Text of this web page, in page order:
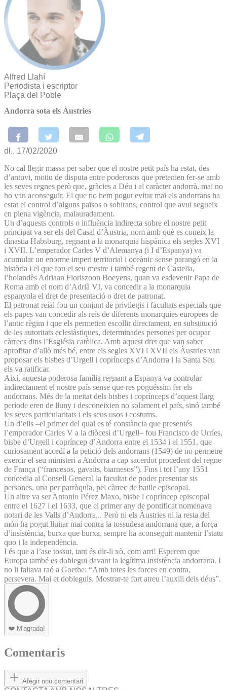
Alfred Llahí
Periodista i escriptor
Plaça del Poble
Andorra sota els Àustries
dl., 17/02/2020
No cal llegir massa per saber que el nostre petit país ha estat, des
d’antuvi, motiu de disputa entre poderosos que pretenien fer-se amb
les seves regnes però que, gràcies a Déu i al caràcter andorrà, mai no
ho van aconseguir. El que no hem pogut evitar mai els andorrans ha
estat el control d’alguns països o sobirans, control que avui segueix
en plena vigència, malauradament.
Un d’aquests controls o influència indirecta sobre el nostre petit
principat va ser els del Casal d’Àustria, nom amb què es coneix la
dinastia Habsburg, regnant a la monarquia hispànica els segles XVI
i XVII. L’emperador Carles V d’Alemanya (i I d’Espanya) va
acumular un enorme imperi territorial i oceànic sense parangó en la
història i el que fou el seu mestre i també regent de Castella,
l’holandès Adriaan Floriszoon Boeyens, quan va esdevenir Papa de
Roma amb el nom d’Adrià VI, va concedir a la monarquia
espanyola el dret de presentació o dret de patronat.
El patronat reial fou un conjunt de privilegis i facultats especials que
els papes van concedir als reis de diferents monarquies europees de
l’antic règim i que els permetien escollir directament, en substitució
de les autoritats eclesiàstiques, determinades persones per ocupar
càrrecs dins l’Església catòlica. Amb aquest dret que van saber
aprofitar d’allò més bé, entre els segles XVI i XVII els Àustries van
proposar els bisbes d’Urgell i coprínceps d’Andorra i la Santa Seu
els va ratificar.
Així, aquesta poderosa família regnant a Espanya va controlar
indirectament el nostre país sense que res poguéssim fer els
andorrans. Més de la meitat dels bisbes i coprínceps d’aquest llarg
període eren de lluny i desconeixien no solament el país, sinó també
les seves particularitats i els seus usos i costums.
Un d’ells –el primer del qual es té constància que presentés
l’emperador Carles V a la diòcesi d’Urgell– fou Francisco de Urríes,
bisbe d’Urgell i copríncep d’Andorra entre el 1534 i el 1551, que
curiosament accedí a la petició dels andorrans (1549) de no permetre
exercir el seu ministeri a Andorra a cap sacerdot procedent del regne
de França (“francesos, gavaits, biarnesos”). Fins i tot l’any 1551
concedia al Consell General la facultat de poder presentar sis
persones, una per parròquia, pel càrrec de batlle episcopal.
Un altre va ser Antonio Pérez Maxo, bisbe i copríncep episcopal
entre el 1627 i el 1633, que el primer any de pontificat nomenava
notari de les Valls d’Andorra... Però ni els Àustries ni la resta del
món ha pogut lluitar mai contra la tossudesa andorrana que, a força
d’insistència, burxa que burxa, sempre ha aconseguit mantenir l’statu
quo i la independència.
I és que a l’ase tossut, tant és dir-li xò, com arri! Esperem que
Europa també es doblegui davant la legítima insistència andorrana. I
no li faltava raó a Goethe: “Amb totes les forces en contra,
persevera. Mai et dobleguis. Mostrar-te fort atreu l’auxili dels déus”.
❤️ M'agrada!
Comentaris
Afegir nou comentari